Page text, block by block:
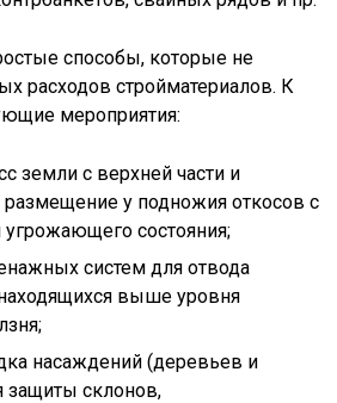
способы, которые не
расходов стройматериалов. К
мероприятия:
земли с верхней части и
у подножия откосов с
состояния;
систем для отвода
выше уровня
насаждений (деревьев и
защиты склонов,